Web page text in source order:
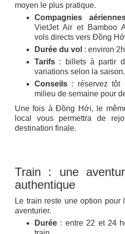
moyen le plus pratique.
Compagnies
VietJet Air et Bamboo
vols directs vers Đồng
Durée du vol : environ
Tarifs : billets à partir
variations selon la saison.
Conseils : réservez tôt
milieu de semaine pour
Une fois à Đồng Hới, le
local vous permettra de
destination finale.
Train : une
authentique
Le train reste une option pour
aventurier.
Durée : entre 22 et 24